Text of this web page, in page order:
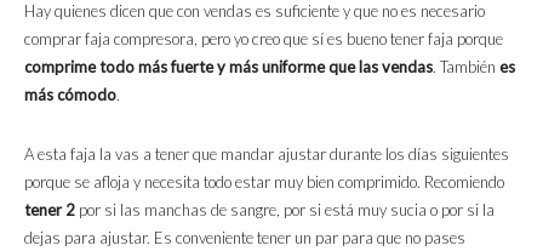
Hay quienes dicen que con vendas es suficiente y que no es necesario
comprar faja compresora, pero yo creo que sí es bueno tener faja porque
comprime todo más fuerte y más uniforme que las vendas. También es
más cómodo.
A esta faja la vas a tener que mandar ajustar durante los días siguientes
porque se afloja y necesita todo estar muy bien comprimido. Recomiendo
tener 2 por si las manchas de sangre, por si está muy sucia o por si la
dejas para ajustar. Es conveniente tener un par para que no pases